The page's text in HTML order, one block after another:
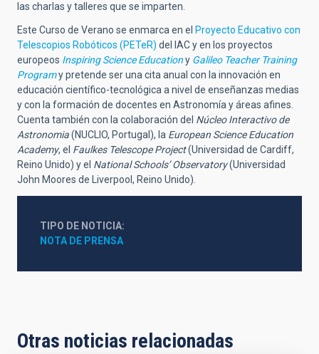
las charlas y talleres que se imparten.
Este Curso de Verano se enmarca en el Proyecto Educativo con
Telescopios Robóticos (PETeR) del IAC y en los proyectos
europeos Inspiring Science Educationy Galileo Teacher Training
Programy pretende ser una cita anual con la innovación en
educación científico-tecnológica a nivel de enseñanzas medias
y con la formación de docentes en Astronomía y áreas afines.
Cuenta también con la colaboración del Núcleo Interactivo de
Astronomia(NUCLIO, Portugal), la European Science Education
Academy, el Faulkes Telescope Project(Universidad de Cardiff,
Reino Unido) y el National Schools’ Observatory(Universidad
John Moores de Liverpool, Reino Unido).
TIPO DE NOTICIA
NOTA DE PRENSA
Otras noticias relacionadas